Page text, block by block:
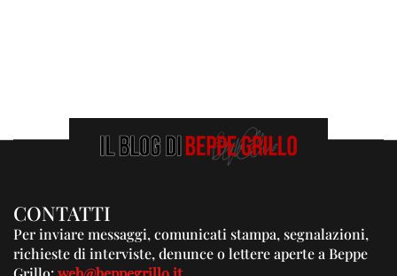
CONTATTI
Per inviare messaggi, comunicati stampa, segnalazioni,
richieste di interviste, denunce o lettere aperte a Beppe